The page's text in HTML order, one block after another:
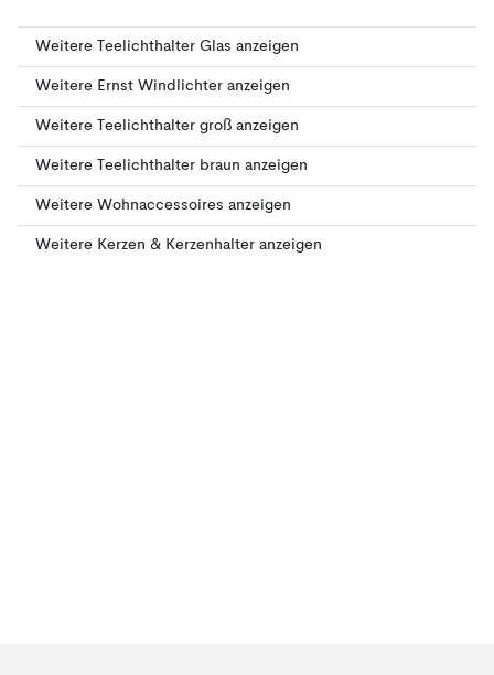
Weitere Teelichthalter Glas anzeigen
Weitere Ernst Windlichter anzeigen
Weitere Teelichthalter groß anzeigen
Weitere Teelichthalter braun anzeigen
Weitere Wohnaccessoires anzeigen
Weitere Kerzen & Kerzenhalter anzeigen